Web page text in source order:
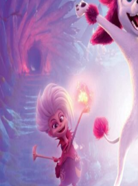
Releaselijst